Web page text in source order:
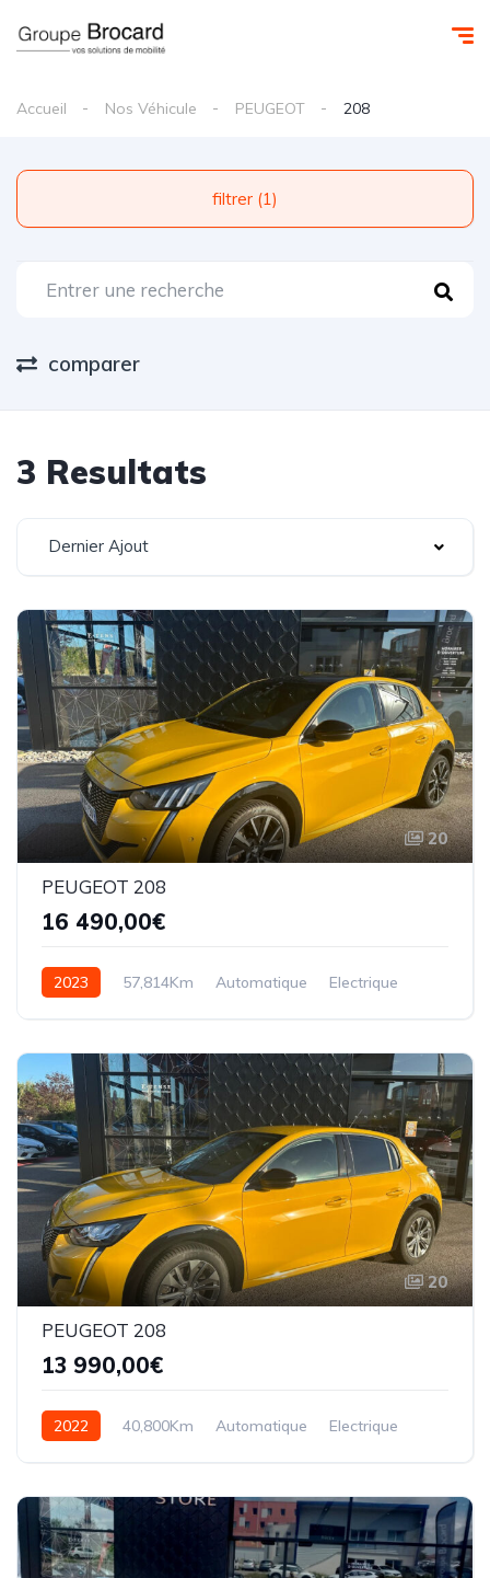
Accueil Nos Véhicule PEUGEOT 208
filtrer (1)
comparer
3 Resultats
Dernier Ajout
20
PEUGEOT 208
16 490,00€
2023 57,814Km Automatique Electrique
20
PEUGEOT 208
13 990,00€
2022 40,800Km Automatique Electrique